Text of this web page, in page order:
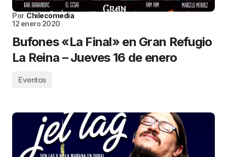
Por Chilecomedia
12 enero 2020
Bufones «La Final» en Gran Refugio
La Reina – Jueves 16 de enero
Eventos